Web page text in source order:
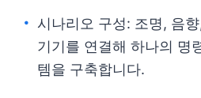
시나리오 구성: 조명, 음
기기를 연결해 하나의 명
템을 구축합니다.